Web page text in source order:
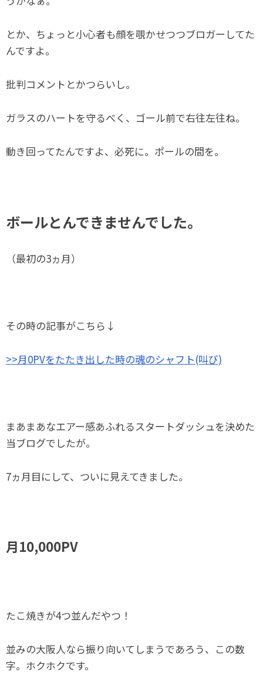
とか、ちょっと小心者も顔を覗かせつつブロガーしてた
んですよ。
批判コメントとかつらいし。
ガラスのハートを守るべく、ゴール前で右往左往ね。
動き回ってたんですよ、必死に。ポールの間を。
ボールとんできませんでした。
（最初の3ヵ月）
その時の記事がこちら↓
>>月0PVをたたき出した時の魂のシャフト(叫び)
まあまあなエアー感あふれるスタートダッシュを決めた
当ブログでしたが。
7ヵ月目にして、ついに見えてきました。
月10,000PV
たこ焼きが4つ並んだやつ！
並みの大阪人なら振り向いてしまうであろう、この数
字。ホクホクです。